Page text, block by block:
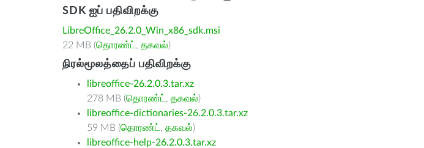
SDK ஐப் பதிவிறக்கு
LibreOffice_26.2.0_Win_x86_sdk.msi
22 MB (தொரண்ட் , தகவல்)
நிரல்மூலத்தைப் பதிவிறக்கு
libreoffice-26.2.0.3.tar.xz
278 MB (தொரண்ட் , தகவல்)
libreoffice-dictionaries-26.2.0.3.tar.xz
59 MB (தொரண்ட் , தகவல்)
libreoffice-help-26.2.0.3.tar.xz